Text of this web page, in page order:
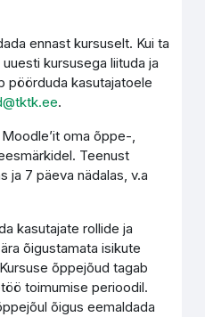
ennast kursuselt. Kui ta
kursusega liituda ja
pöörduda kasutajatoele
.
oma õppe-,
Teenust
ja 7 päeva nädalas, v.a
kasutajate rollide ja
õigustamata isikute
õppejõud tagab
toimumise perioodil.
õigus eemaldada